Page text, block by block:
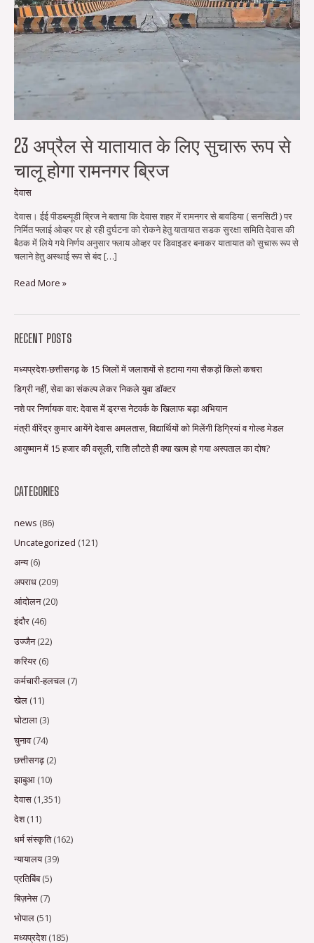
23 अप्रैल से यातायात के लिए सुचारू रूप से
चालू होगा रामनगर ब्रिज
देवास
देवास। ईई पीडब्ल्यूडी ब्रिज ने बताया कि देवास शहर में रामनगर से बावडिया ( सनसिटी ) पर
निर्मित फ्लाई ओव्हर पर हो रही दुर्घटना को रोकने हेतु यातायात सडक सुरक्षा समिति देवास की
बैठक में लिये गये निर्णय अनुसार फ्लाय ओव्हर पर डिवाइडर बनाकर यातायात को सुचारू रूप से
चलाने हेतु अस्थाई रूप से बंद […]
रूप
से
चालू
होगा
रामनगर
ब्रिज
Read More »
RECENT POSTS
मध्यप्रदेश-छत्तीसगढ़ के 15 जिलों में जलाशयों से हटाया गया सैकड़ों किलो कचरा
डिग्री नहीं, सेवा का संकल्प लेकर निकले युवा डॉक्टर
नशे पर निर्णायक वार: देवास में ड्रग्स नेटवर्क के खिलाफ बड़ा अभियान
मंत्री वीरेंद्र कुमार आयेंगे देवास अमलतास, विद्यार्थियों को मिलेंगी डिग्रियां व गोल्ड मेडल
आयुष्मान में 15 हजार की वसूली, राशि लौटते ही क्या खत्म हो गया अस्पताल का दोष?
CATEGORIES
news (86)
Uncategorized (121)
अन्य(6)
अपराध (209)
आंदोलन(20)
इंदौर (46)
उज्जैन(22)
करियर (6)
कर्मचारी-हलचल (7)
खेल (11)
घोटाला (3)
चुनाव(74)
छत्तीसगढ़(2)
झाबुआ (10)
देवास (1,351)
देश(11)
धर्म संस्कृति(162)
न्यायालय(39)
प्रतिबिंब(5)
बिज़नेस (7)
भोपाल (51)
मध्यप्रदेश(185)